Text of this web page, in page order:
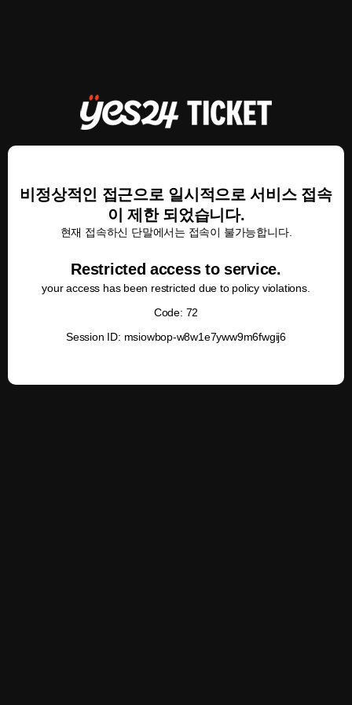
비정상적인 접근으로 일시적으로 서비스 접속
이 제한 되었습니다.
현재 접속하신 단말에서는 접속이 불가능합니다.
Restricted access to service.
your access has been restricted due to policy violations.
Code: 72
Session ID: msiowbop-w8w1e7yww9m6fwgij6